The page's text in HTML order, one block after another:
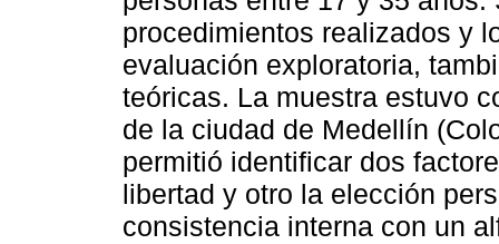
procedimientos realizados y
evaluación exploratoria,
teóricas. La muestra estuvo
de la ciudad de Medellín
permitió identificar dos
libertad y otro la elección
consistencia interna con un